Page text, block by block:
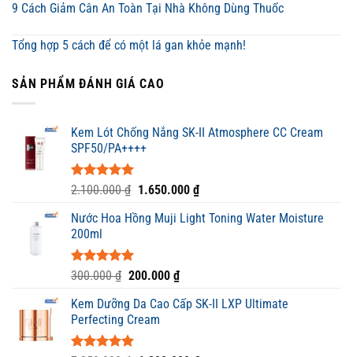
9 Cách Giảm Cân An Toàn Tại Nhà Không Dùng Thuốc
Tổng hợp 5 cách để có một lá gan khỏe mạnh!
SẢN PHẨM ĐÁNH GIÁ CAO
Kem Lót Chống Nắng SK-II Atmosphere CC Cream
SPF50/PA++++
Được xếp
5 sao
2.100.000₫ Giá
là:
1.650.000 ₫Giá
tại
Nước Hoa Hồng Muji Light Toning Water Moisture
200ml
Được xếp
5.00
5 sao
300.000₫ Giá
là:
300.000 ₫.
200.000 ₫Giá
tại
Kem Dưỡng Da Cao Cấp SK-II LXP Ultimate
Perfecting Cream